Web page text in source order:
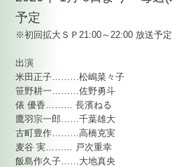
予定
※初回拡大ＳＰ21:00～22:00 放送予定
出演
米田正子………松嶋菜々子
笹野耕一………佐野勇斗
俵 優香……… 長濱ねる
鷹羽宗一郎……千葉雄大
古町豊作………高橋克実
麦谷 実……… 戸次重幸
飯島作久子……大地真央